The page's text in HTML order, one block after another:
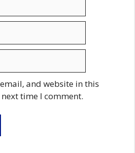
and website in this
time I comment.